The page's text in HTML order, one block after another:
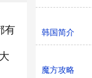
有 韩国简介
魔方攻略